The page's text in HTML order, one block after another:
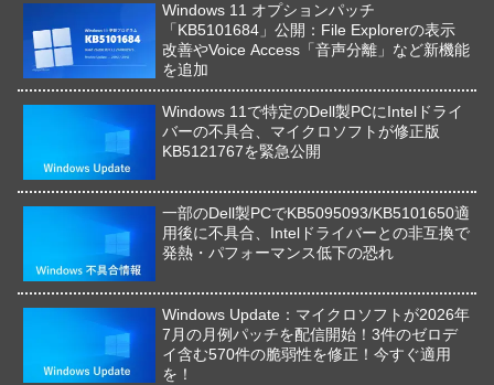
Windows 11 オプションパッチ
「KB5101684」公開：File Explorerの表示
改善やVoice Access「音声分離」など新機能
を追加
Windows 11で特定のDell製PCにIntelドライ
バーの不具合、マイクロソフトが修正版
KB5121767を緊急公開
一部のDell製PCでKB5095093/KB5101650適
用後に不具合、Intelドライバーとの非互換で
発熱・パフォーマンス低下の恐れ
Windows Update：マイクロソフトが2026年
7月の月例パッチを配信開始！3件のゼロデ
イ含む570件の脆弱性を修正！今すぐ適用
を！